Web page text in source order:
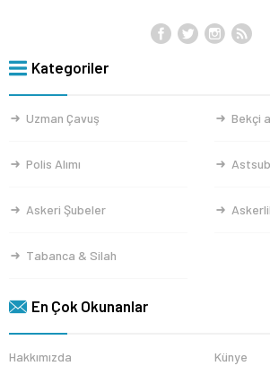
Kategoriler
Uzman Çavuş Bekçi
Polis Alımı
Askeri Şubeler
Tabanca & Silah
En Çok Okunanlar
Hakkımızda Künye